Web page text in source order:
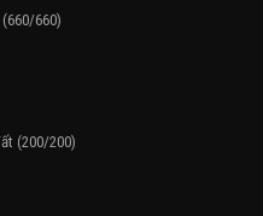
660)
(200/200)